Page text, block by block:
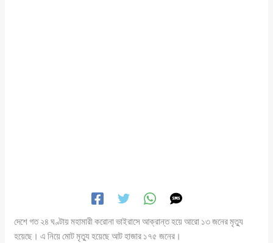
দেশে গত ২৪ ঘণ্টায় মহামারী করোনা ভাইরাসে আক্রান্ত হয়ে আরো ১৩ জনের মৃত্যু
হয়েছে। এ নিয়ে মোট মৃত্যু হয়েছে আট হাজার ১৭৫ জনের।